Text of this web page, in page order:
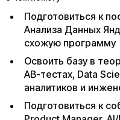
Подготовиться к
Анализа Данных
схожую программу
Освоить базу в
АВ-тестах, Data
аналитиков и
Подготовиться к